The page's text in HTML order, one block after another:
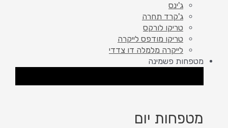
ג'ינס
ג'קרד תחרה
טריקו לורקס
טריקו מודפס לייקרה
לייקרה מלמלה דו צדדי
מטפחות פשמינה
מטפחות יום